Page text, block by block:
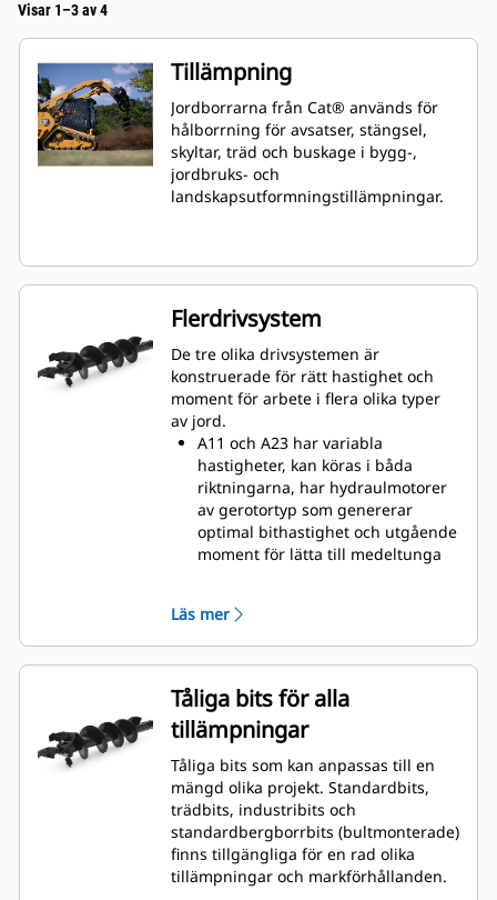
Visar 1–3 av 4
Tillämpning
Jordborrarna från Cat® används för
hålborrning för avsatser, stängsel,
skyltar, träd och buskage i bygg-,
jordbruks- och
landskapsutformningstillämpningar.
Flerdrivsystem
De tre olika drivsystemen är
konstruerade för rätt hastighet och
moment för arbete i flera olika typer
av jord.
A11 och A23 har variabla
hastigheter, kan köras i båda
riktningarna, har hydraulmotorer
av gerotortyp som genererar
optimal bithastighet och utgående
moment för lätta till medeltunga
köras i båda riktningarna, har en
hydraulmotor av gerotortyp med
enkelt reduktionsplanetsystem
kopplad till en planetväxellåda för
optimal bithastighet och utgående
moment för medeltunga till tunga
tillämpningar.
A68 har variabel hastighet, kan
köras i båda riktningarna, har en
hydraulmotor av kugghjulstyp
med dubbelt
reduktionsplanetsystem kopplad
till en planetväxellåda för optimal
Läs mer
Tåliga bits för alla
tillämpningar
Tåliga bits som kan anpassas till en
mängd olika projekt. Standardbits,
trädbits, industribits och
standardbergborrbits (bultmonterade)
finns tillgängliga för en rad olika
tillämpningar och markförhållanden.